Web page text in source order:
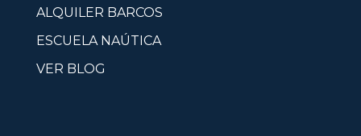
ALQUILER BARCOS
ESCUELA NAÚTICA
VER BLOG